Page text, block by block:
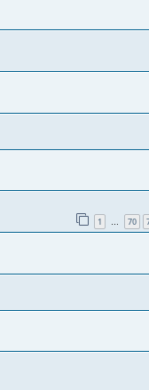
1 … 70